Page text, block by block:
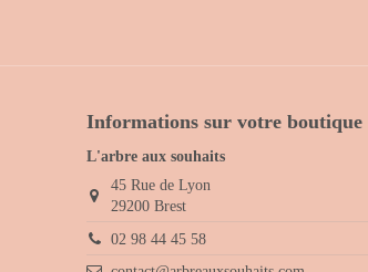
Informations sur votre boutique
L'arbre aux souhaits
45 Rue de Lyon
29200 Brest
02 98 44 45 58